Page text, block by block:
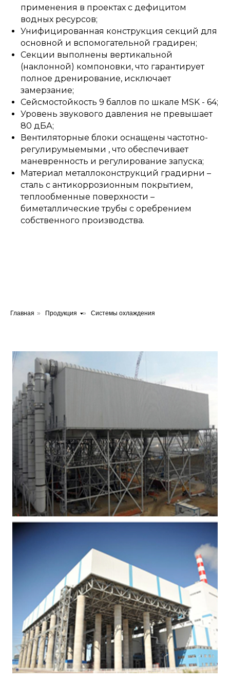
применения в проектах с дефицитом
водных ресурсов;
Унифицированная конструкция секций для
основной и вспомогательной градирен;
Секции выполнены вертикальной
(наклонной) компоновки, что гарантирует
полное дренирование, исключает
замерзание;
Сейсмостойкость 9 баллов по шкале MSK - 64;
Уровень звукового давления не превышает
80 дБА;
Вентиляторные блоки оснащены частотно-
регулирумыемыми , что обеспечивает
маневренность и регулирование запуска;
Материал металлоконструкций градирни –
сталь с антикоррозионным покрытием,
теплообменные поверхности –
биметаллические трубы с оребрением
собственного производства.
Главная » Продукция » Системы охлаждения